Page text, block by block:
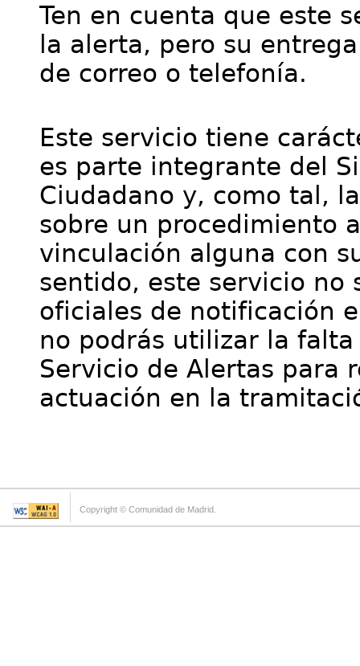
Ten en cuenta que este
la alerta, pero su
de correo o telefonía.
Este servicio tiene
es parte integrante del
Ciudadano y, como tal,
sobre un procedimiento
vinculación alguna con
sentido, este servicio no
oficiales de notificación
no podrás utilizar la
Servicio de Alertas para
actuación en la
Copyright © Comunidad de Madrid.